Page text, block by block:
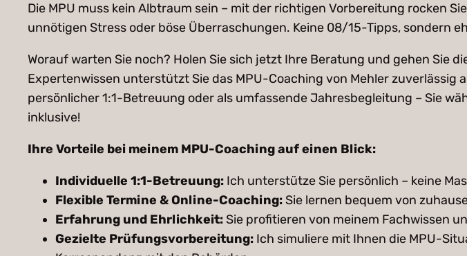
Die MPU muss kein Albtraum sein – mit der richtigen Vorbereitung rocken
unnötigen Stress oder böse Überraschungen. Keine 08/15-Tipps, sondern
Worauf warten Sie noch? Holen Sie sich jetzt Ihre Beratung und gehen Sie
Expertenwissen unterstützt Sie das MPU-Coaching von Mehler
persönlicher 1:1-Betreuung oder als umfassende Jahresbegleitung – Sie
inklusive!
Ihre Vorteile bei meinem MPU-Coaching auf einen Blick:
Individuelle 1:1-Betreuung: Ich unterstütze Sie persönlich – keine
Flexible Termine & Online-Coaching: Sie lernen bequem von
Erfahrung und Ehrlichkeit: Sie profitieren von meinem Fachwissen
Gezielte Prüfungsvorbereitung: Ich simuliere mit Ihnen die MPU-